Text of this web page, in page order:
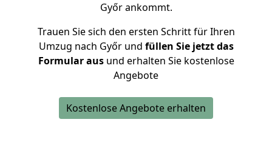
Győr ankommt.
Trauen Sie sich den ersten Schritt für Ihren
Umzug nach Győr und füllen Sie jetzt das
Formular ausund erhalten Sie kostenlose
Angebote
Kostenlose Angebote erhalten